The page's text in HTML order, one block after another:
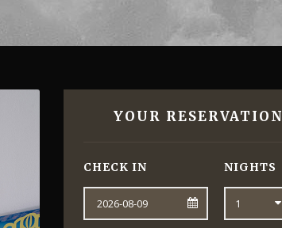
YOUR RESERVATION
CHECK IN NIGHTS